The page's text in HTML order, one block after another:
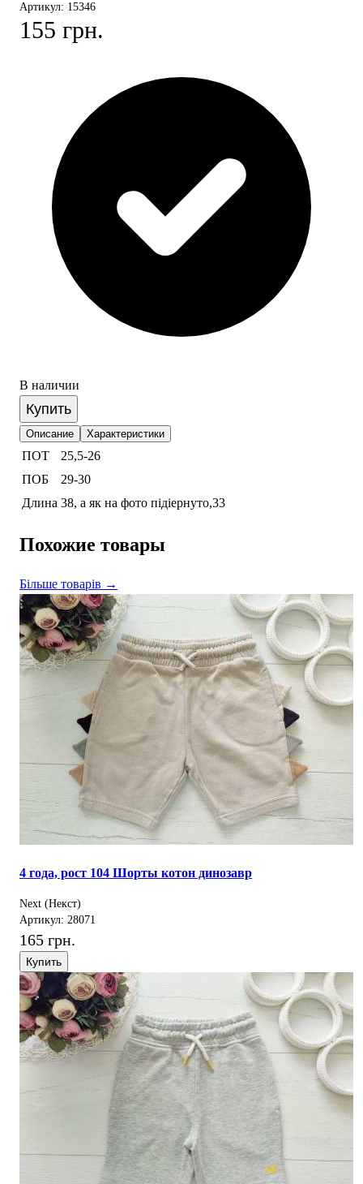
Артикул: 15346
155 грн.
В наличии
Купить
Описание Характеристики
ПОТ
25,5-26
ПОБ
29-30
Длина 38, а як на фото підіернуто,33
Похожие товары
Більше товарів →
4 года, рост 104 Шорты котон динозавр
Next (Некст)
Артикул: 28071
165 грн.
Купить